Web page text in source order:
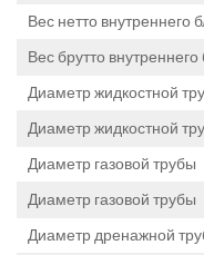
Вес нетто внутреннего
Вес брутто внутреннего
Диаметр жидкостной
Диаметр жидкостной
Диаметр газовой трубы
Диаметр газовой трубы
Диаметр дренажной